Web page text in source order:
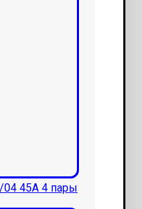
45А 4 пары